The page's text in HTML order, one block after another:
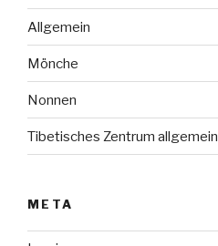
Allgemein
Mönche
Nonnen
Tibetisches Zentrum allgemein
META